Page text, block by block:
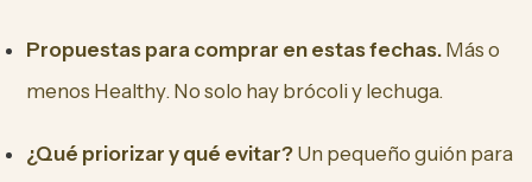
Propuestas para comprar en estas fechas. Más o
menos Healthy. No solo hay brócoli y lechuga.
¿Qué priorizar y qué evitar? Un pequeño guión para